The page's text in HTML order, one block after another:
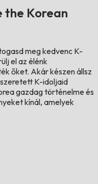
the Korean
meg kedvenc K-
el az élénk
őket. Akár készen állsz
K-idoljaid
gazdag történelme és
kínál, amelyek